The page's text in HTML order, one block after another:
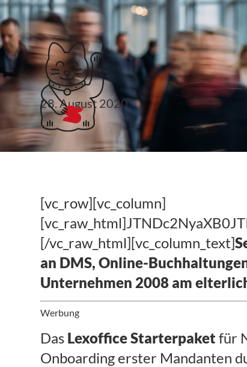
kf134: Gibt’s was
Strauch von
28. August 2020
[vc_row][vc_column]
[/vc_raw_html][vc_column_text]
an DMS, Online-
Unternehmen 2008 am
Werbung
Das Lexoffice Starterpaket für
Onboarding erster Mandanten